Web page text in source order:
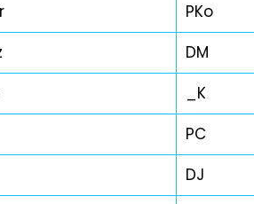
PKo
DM
_K
PC
DJ